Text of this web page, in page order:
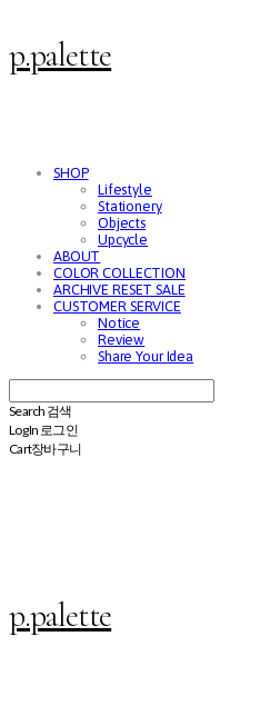
p.palette
SHOP
Lifestyle
Stationery
Objects
Upcycle
ABOUT
COLOR COLLECTION
ARCHIVE RESET SALE
CUSTOMER SERVICE
Notice
Review
Share Your Idea
Search 검색
Log In 로그인
Cart장바구니
p.palette